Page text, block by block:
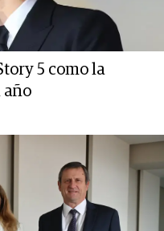
5 como la
año